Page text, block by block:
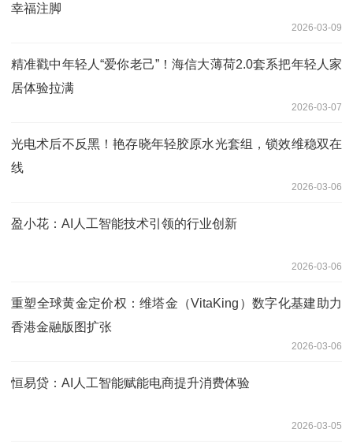
幸福注脚
2026-03-09
精准戳中年轻人“爱你老己”！海信大薄荷2.0套系把年轻人家
居体验拉满
2026-03-07
光电术后不反黑！艳存晓年轻胶原水光套组，锁效维稳双在
线
2026-03-06
盈小花：AI人工智能技术引领的行业创新
2026-03-06
重塑全球黄金定价权：维塔金（VitaKing）数字化基建助力
香港金融版图扩张
2026-03-06
恒易贷：AI人工智能赋能电商提升消费体验
2026-03-05